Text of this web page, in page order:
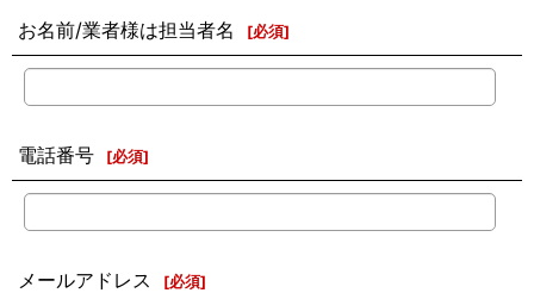
お名前/業者様は担当者名 [必須]
電話番号 [必須]
メールアドレス [必須]